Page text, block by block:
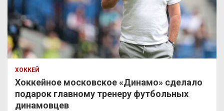
ХОККЕЙ
Хоккейное московское «Динамо» сделало
подарок главному тренеру футбольных
динамовцев